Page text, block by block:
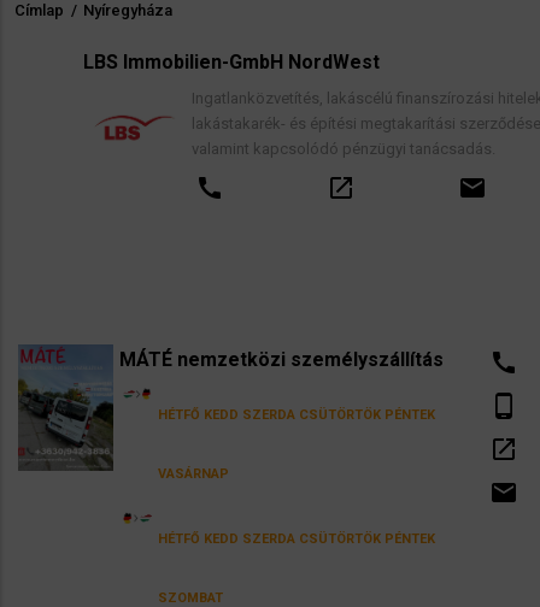
Morzsa
Címlap / Nyíregyháza
LBS Immobilien-GmbH NordWest
Ingatlanközvetítés, lakáscélú finanszírozási hitelek,
lakástakarék- és építési megtakarítási szerződések,
valamint kapcsolódó pénzügyi tanácsadás.
MÁTÉ nemzetközi személyszállítás
HÉTFŐ KEDD SZERDA CSÜTÖRTÖK PÉNTEK
VASÁRNAP
HÉTFŐ KEDD SZERDA CSÜTÖRTÖK PÉNTEK
SZOMBAT
call
phone_android
open_in_new
email